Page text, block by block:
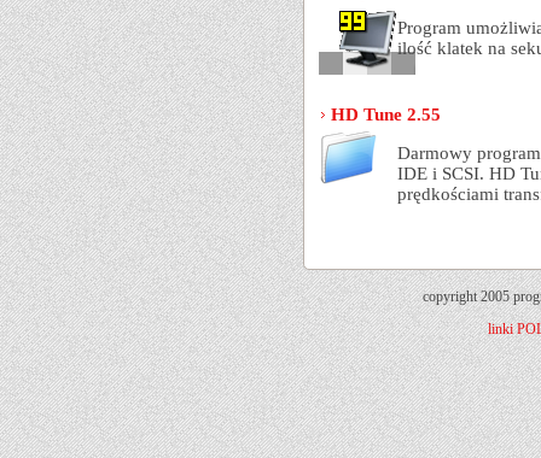
Program
ilość klatek na
HD Tune 2.55
Darmowy
IDE i SCSI. HD
prędkościami
copyright 2005
linki